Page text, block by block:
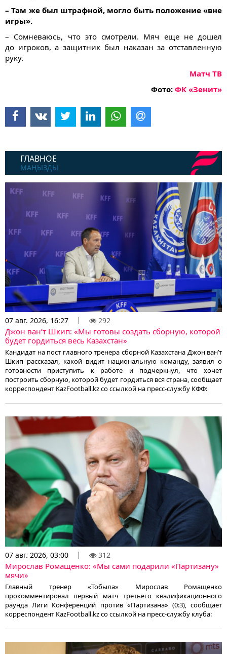
ГЛАВНОЕ
МАҢЫЗДЫ
07 авг. 2026, 16:27 292
Джон ван’т Шкип: «Мы готовы создать сборную, которой
будет гордиться весь Казахстан»
Кандидат на пост главного тренера сборной Казахстана Джон ван’т
Шкип рассказал, какой видит национальную команду, заявил о
готовности приступить к работе и подчеркнул, что хочет
построить сборную, которой будет гордиться вся страна, сообщает
корреспондент KazFootball.kz со ссылкой на пресс-службу КФФ:
07 авг. 2026, 03:00 312
Мирослав Ромащенко: «Мы сами подарили «Партизану»
мячи»
Главный тренер «Тобыла» Мирослав Ромащенко
прокомментировал первый матч третьего квалификационного
раунда Лиги Конференций против «Партизана» (0:3), сообщает
корреспондент KazFootball.kz со ссылкой на пресс-службу клуба:
– Там же был штрафной, могло быть положение «вне
игры».
– Сомневаюсь, что это смотрели. Мяч еще не дошел
до игроков, а защитник был наказан за отставленную
руку.
Матч ТВ
Фото: ФК «Зенит»